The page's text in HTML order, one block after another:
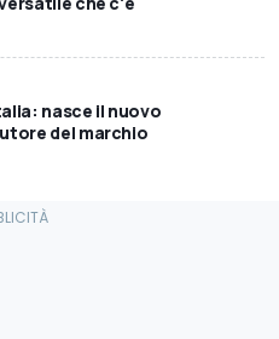
nasce il nuovo
del marchio